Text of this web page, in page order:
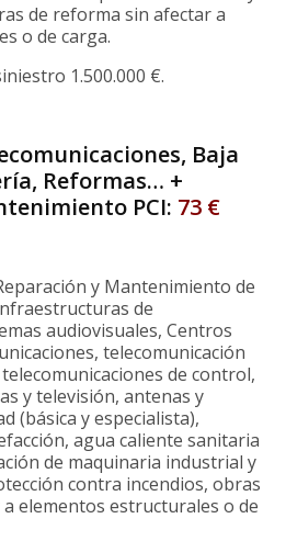
de reforma sin afectar a
o de carga.
1.500.000 €.
Baja
Reformas… +
PCI: 73 €
y Mantenimiento de
de
audiovisuales, Centros
telecomunicación
de control,
y televisión, antenas y
(básica y especialista),
agua caliente sanitaria
de maquinaria industrial y
contra incendios, obras
elementos estructurales o de